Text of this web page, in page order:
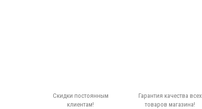
Скидки постоянным
клиентам!
Гарантия качества всех
товаров магазина!